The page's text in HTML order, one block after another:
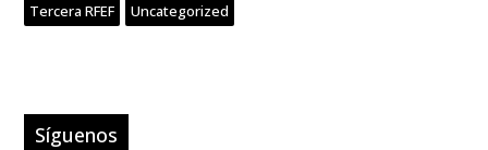
Tercera RFEF
Uncategorized
Síguenos